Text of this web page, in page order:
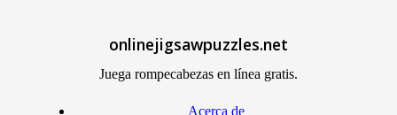
onlinejigsawpuzzles.net
Juega rompecabezas en línea gratis.
Acerca de